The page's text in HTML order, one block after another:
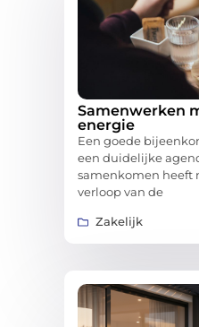
Samenwerken
energie
Een goede
een duidelijke
samenkomen heeft
verloop van de
Zakelijk